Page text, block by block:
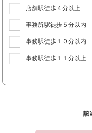
店舗駅徒歩４分以上
事務所駅徒歩５分以内
事務駅徒歩１０分以内
事務駅徒歩１１分以上
該